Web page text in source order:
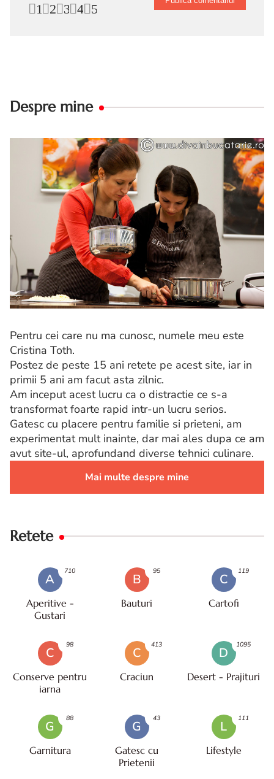
5
4
3
2
1
Despre mine
Pentru cei care nu ma cunosc, numele meu este
Cristina Toth.
Postez de peste 15 ani retete pe acest site, iar in
primii 5 ani am facut asta zilnic.
Am inceput acest lucru ca o distractie ce s-a
transformat foarte rapid intr-un lucru serios.
Gatesc cu placere pentru familie si prieteni, am
experimentat mult inainte, dar mai ales dupa ce am
avut site-ul, aprofundand diverse tehnici culinare.
Mai multe despre mine
Retete
A
Aperitive -
Gustari
710
B
Bauturi
95
C
Cartofi
119
C
Conserve pentru
iarna
98
C
Craciun
413
D
Desert - Prajituri
1095
G
Garnitura
88
G
Gatesc cu
Prietenii
43
L
Lifestyle
111